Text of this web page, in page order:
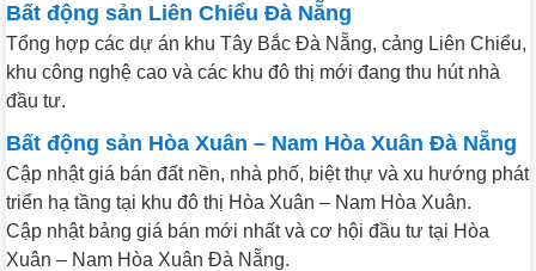
Bất động sản Liên Chiểu Đà Nẵng
Tổng hợp các dự án khu Tây Bắc Đà Nẵng, cảng Liên Chiểu,
khu công nghệ cao và các khu đô thị mới đang thu hút nhà
đầu tư.
Bất động sản Hòa Xuân – Nam Hòa Xuân Đà Nẵng
Cập nhật giá bán đất nền, nhà phố, biệt thự và xu hướng phát
triển hạ tầng tại khu đô thị Hòa Xuân – Nam Hòa Xuân.
Cập nhật bảng giá bán mới nhất và cơ hội đầu tư tại Hòa
Xuân – Nam Hòa Xuân Đà Nẵng.